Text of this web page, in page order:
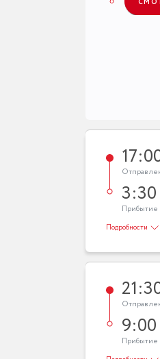
Подробности
3:30
Прибытие
9:00
Прибытие